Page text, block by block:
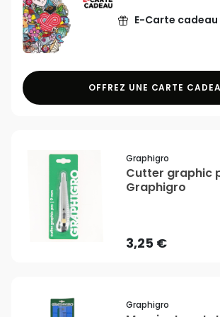
E-Carte cadeau
OFFREZ UNE CARTE
Graphigro
Cutter graphic
Graphigro
3,25 €
Graphigro